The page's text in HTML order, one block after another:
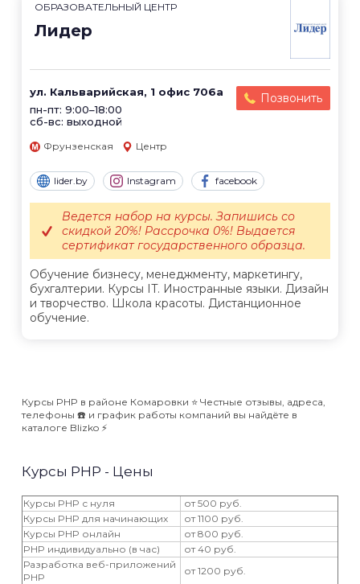
ОБРАЗОВАТЕЛЬНЫЙ ЦЕНТР
Лидер
ул. Кальварийская, 1 офис 706а
пн-пт: 9:00–18:00
сб-вс: выходной
Позвонить
Фрунзенская Центр
lider.by Instagram facebook
Обучение бизнесу, менеджменту, маркетингу,
бухгалтерии. Курсы IT. Иностранные языки. Дизайн
и творчество. Школа красоты. Дистанционное
обучение.
Ведется набор на курсы. Запишись со
скидкой 20%! Рассрочка 0%! Выдается
сертификат государственного образца.
Курсы PHP в районе Комаровки ⭐️ Честные отзывы, адреса,
телефоны ☎️ и график работы компаний вы найдёте в
каталоге Blizko ⚡️
Курсы PHP - Цены
Курсы PHP с нуля
от 500 руб.
Курсы PHP для начинающих
от 1100 руб.
Курсы PHP онлайн
от 800 руб.
PHP индивидуально (в час)
от 40 руб.
Разработка веб-приложений
PHP
от 1200 руб.